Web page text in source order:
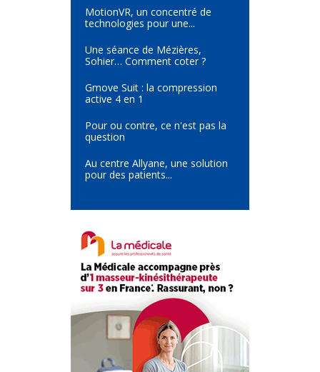
MotionVR, un concentré de
technologies pour une...
Une séance de Mézières,
Sohier… Comment coter ?
Gmove Suit : la compression
active 4 en 1
Pour ou contre, ce n'est pas la
question
Au centre Allyane, une solution
pour des patients...